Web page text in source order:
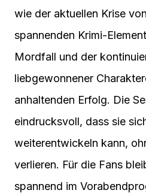
wie der aktuellen Krise
spannenden Krimi-
Mordfall und der
liebgewonnener
anhaltenden Erfolg. Die
eindrucksvoll, dass sie
weiterentwickeln kann,
verlieren. Für die Fans
spannend im